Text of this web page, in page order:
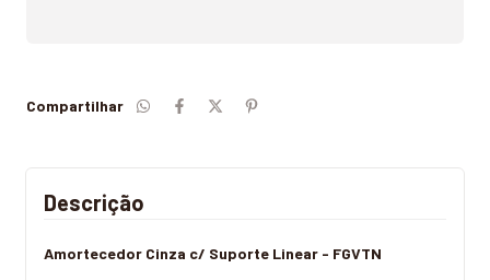
Compartilhar
Descrição
Amortecedor Cinza c/ Suporte Linear - FGVTN